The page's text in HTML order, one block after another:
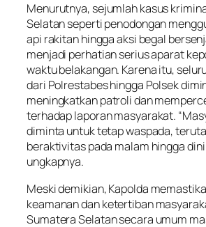
Menurutnya, sejumlah kasus
Selatan seperti penodongan
api rakitan hingga aksi begal
menjadi perhatian serius aparat
waktu belakangan. Karena itu,
dari Polrestabes hingga Polsek
meningkatkan patroli dan
terhadap laporan masyarakat.
diminta untuk tetap waspada,
beraktivitas pada malam hingga dini
ungkapnya.
Meski demikian, Kapolda
keamanan dan ketertiban
Sumatera Selatan secara umum